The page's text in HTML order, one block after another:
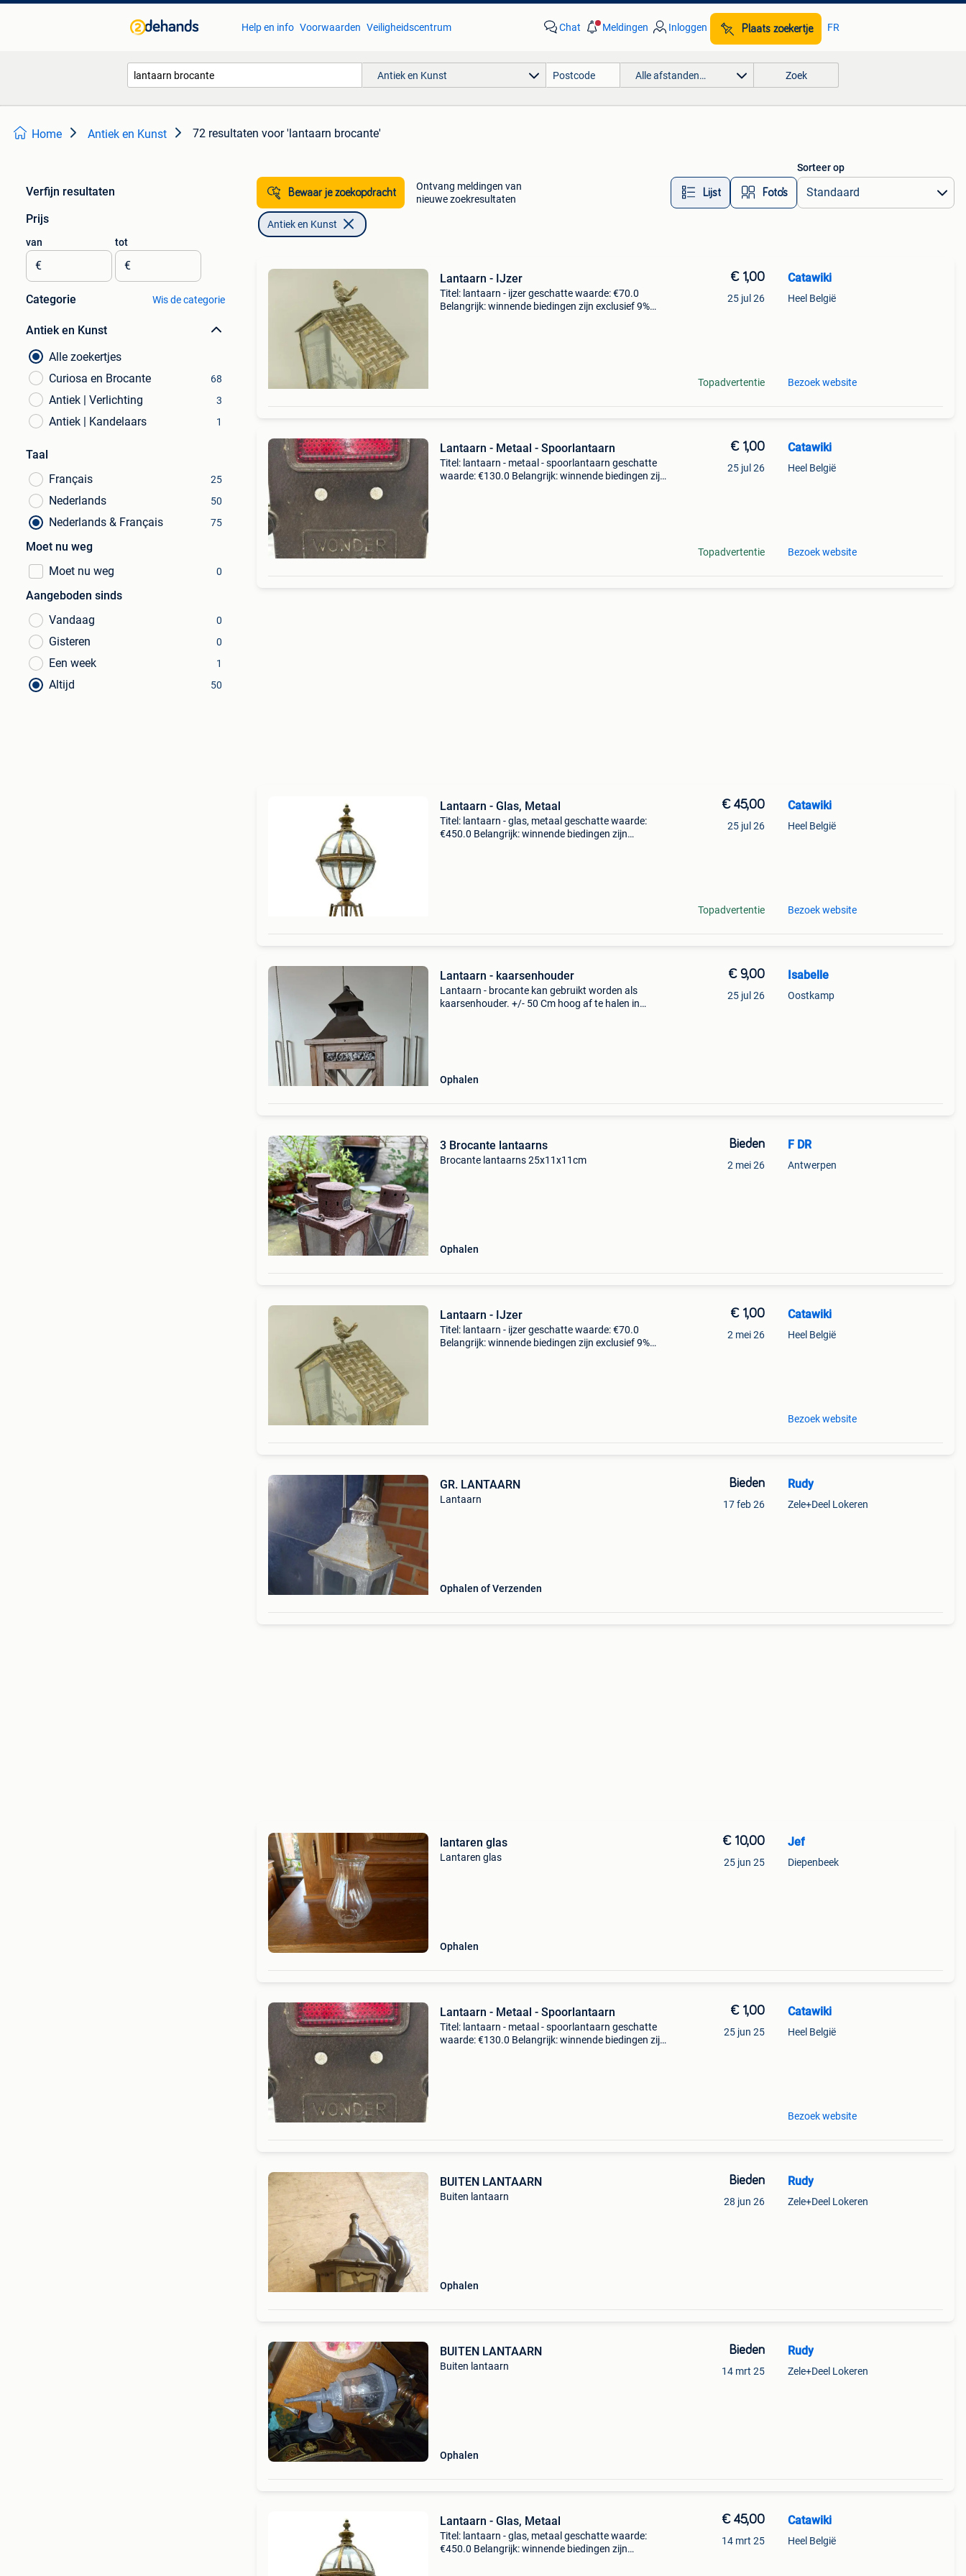
Help en info Voorwaarden Veiligheidscentrum Chat Meldingen Inloggen Plaats zoekertje FR
Antiek en Kunst Alle afstanden… Zoek
Home Antiek en Kunst 72 resultaten voor 'lantaarn brocante'
Verfijn resultaten
Prijs
van
€
tot
€
Categorie Wis de categorie
Antiek en Kunst
Alle zoekertjes
Curiosa en Brocante
68
Antiek | Verlichting 3
Antiek | Kandelaars 1
Taal
Français
25
Nederlands 50
Nederlands & Français 75
Moet nu weg
Moet nu weg
0
Aangeboden sinds
Vandaag
0
Gisteren 0
Een week 1
Altijd 50
Bewaar je zoekopdracht
Ontvang meldingen van
nieuwe zoekresultaten
Lijst Foto’s
Sorteer op
Antiek en Kunst
Lantaarn - IJzer
Titel: lantaarn - ijzer geschatte waarde: €70.0
Belangrijk: winnende biedingen zijn exclusief 9%
€ 1,00
25 jul 26
Topadvertentie
Catawiki
Heel België
Bezoek website
Lantaarn - Metaal - Spoorlantaarn
Titel: lantaarn - metaal - spoorlantaarn geschatte
waarde: €130.0 Belangrijk: winnende biedingen zijn
€ 1,00
25 jul 26
Topadvertentie
Catawiki
Heel België
Bezoek website
Lantaarn - Glas, Metaal
Titel: lantaarn - glas, metaal geschatte waarde:
€450.0 Belangrijk: winnende biedingen zijn
€ 45,00
25 jul 26
Topadvertentie
Catawiki
Heel België
Bezoek website
Lantaarn - kaarsenhouder
Lantaarn - brocante kan gebruikt worden als
kaarsenhouder. +/- 50 Cm hoog af te halen in
Ophalen
€ 9,00
25 jul 26
Isabelle
Oostkamp
3 Brocante lantaarns
Brocante lantaarns 25x11x11cm
Ophalen
Bieden
2 mei 26
F DR
Antwerpen
Lantaarn - IJzer
Titel: lantaarn - ijzer geschatte waarde: €70.0
Belangrijk: winnende biedingen zijn exclusief 9%
€ 1,00
2 mei 26
Catawiki
Heel België
Bezoek website
GR. LANTAARN
Lantaarn
Ophalen of Verzenden
Bieden
17 feb 26
Rudy
Zele+Deel Lokeren
lantaren glas
Lantaren glas
Ophalen
€ 10,00
25 jun 25
Jef
Diepenbeek
Lantaarn - Metaal - Spoorlantaarn
Titel: lantaarn - metaal - spoorlantaarn geschatte
waarde: €130.0 Belangrijk: winnende biedingen zijn
€ 1,00
25 jun 25
Catawiki
Heel België
Bezoek website
BUITEN LANTAARN
Buiten lantaarn
Ophalen
Bieden
28 jun 26
Rudy
Zele+Deel Lokeren
BUITEN LANTAARN
Buiten lantaarn
Ophalen
Bieden
14 mrt 25
Rudy
Zele+Deel Lokeren
Lantaarn - Glas, Metaal
Titel: lantaarn - glas, metaal geschatte waarde:
€450.0 Belangrijk: winnende biedingen zijn
€ 45,00
14 mrt 25
Catawiki
Heel België